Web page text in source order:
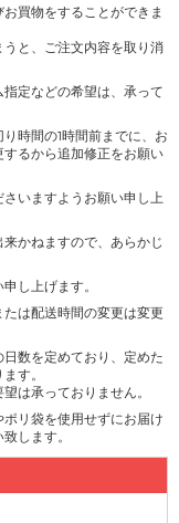
買物をすることができま
と、ご注文内容を取り消
定などの希望は、承って
時間の1時間前までに、お
るから追加修正をお願い
いますようお願い申し上
かねますので、あらかじ
し上げます。
は配送時間の変更は変更
数を定めており、定めた
す。
は承っておりません。
リ袋を使用せずにお届け
します。